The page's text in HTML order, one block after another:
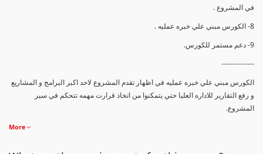
في المشروع .
8- الكورس مبني علي خبره عمليه .
9- دعم مستمر للكورس.
--------------
الكورس مبني علي خبره عمليه في اظهار تقدم المشروع لاحد اكبر البرامج و المشاريع
و رفع التقارير للاداره العليا حتي يتمكنوا من اتخاذ قرارت مهمه تتحكم في سير
المشروع.
More